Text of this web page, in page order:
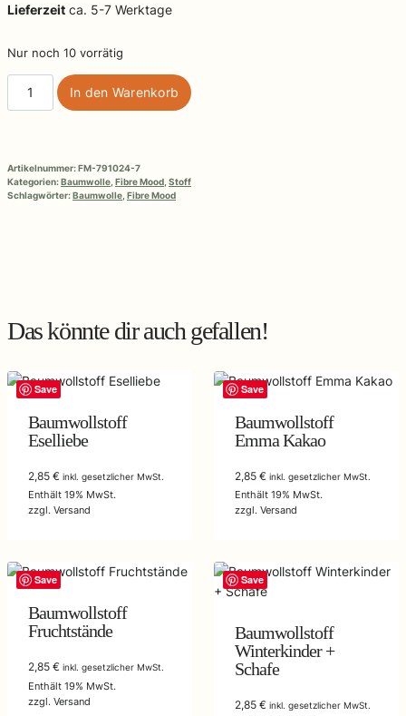
Lieferzeit ca. 5-7 Werktage
Nur noch 10 vorrätig
washed,
Fibre
Mood
In den Warenkorb
Artikelnummer:FM-791024-7
Kategorien:Baumwolle Fibre Mood Stoff
Schlagwörter:Baumwolle Fibre Mood
Das könnte dir auch gefallen!
Save
Baumwollstoff
Eselliebe
2,85 € inkl. gesetzlicher MwSt.
Enthält 19% MwSt.
zzgl. Versand
Save
Baumwollstoff
Emma Kakao
2,85 € inkl. gesetzlicher MwSt.
Enthält 19% MwSt.
zzgl. Versand
Save
Baumwollstoff
Fruchtstände
2,85 € inkl. gesetzlicher MwSt.
Enthält 19% MwSt.
zzgl. Versand
Save
Baumwollstoff
Winterkinder +
Schafe
2,85 € inkl. gesetzlicher MwSt.